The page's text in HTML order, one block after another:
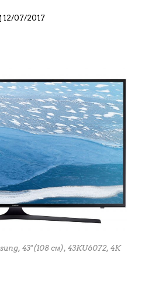
12/07/2017
43"(108 cм), 43KU6072, 4K